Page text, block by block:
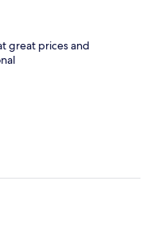
great prices and